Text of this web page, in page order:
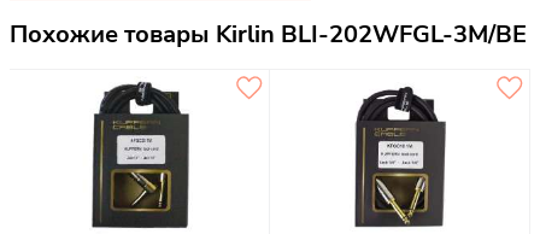
Похожие товары Kirlin BLI-202WFGL-3M/BE